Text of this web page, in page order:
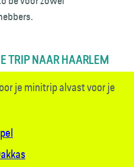
TRIP NAAR HAARLEM
je minitrip alvast voor je